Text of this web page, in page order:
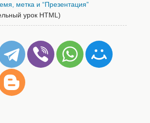
метка и “Презентация”
урок HTML)